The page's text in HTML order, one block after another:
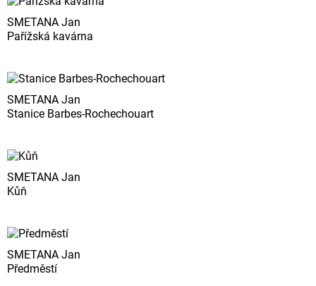
SMETANA Jan
Pařížská kavárna
SMETANA Jan
Stanice Barbes-Rochechouart
SMETANA Jan
Kůň
SMETANA Jan
Předměstí